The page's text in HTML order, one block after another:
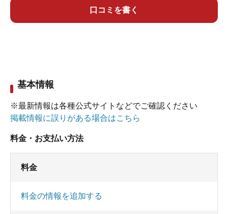
口コミを書く
基本情報
※最新情報は各種公式サイトなどでご確認ください
掲載情報に誤りがある場合はこちら
料金・お支払い方法
料金
料金の情報を追加する